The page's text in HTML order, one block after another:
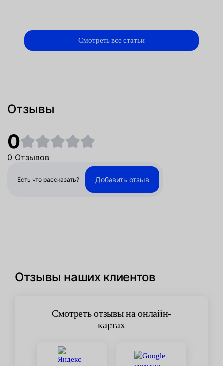
Смотреть все статьи
Отзывы
0
0 Отзывов
Есть что рассказать? Добавить отзыв
Отзывы наших клиентов
Смотреть отзывы на онлайн-
картах